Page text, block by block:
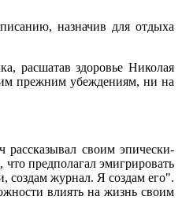
назначив для отдыха
расшатав здоровье Николая
прежним убеждениям, ни на
своим эпически-
предполагал эмигрировать
создам журнал. Я создам его".
влиять на жизнь своим